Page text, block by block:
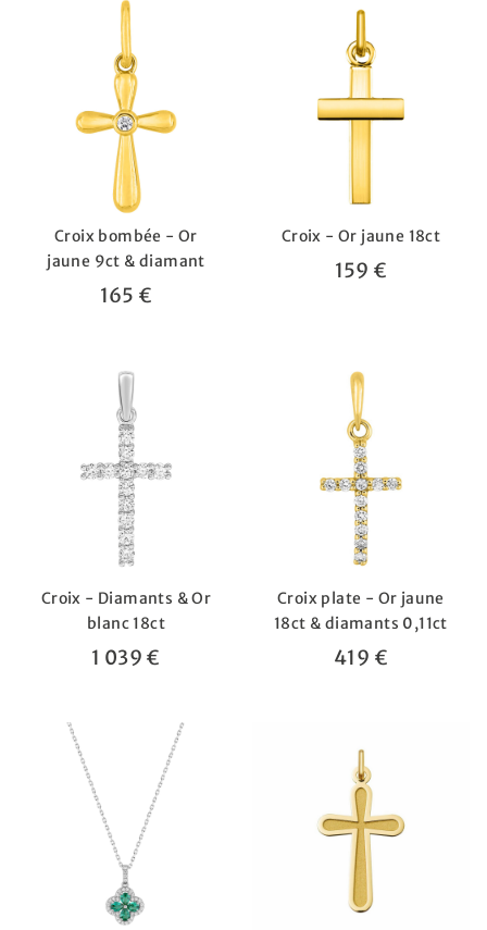
Croix bombée - Or
jaune 9ct & diamant
165 €
Croix - Or jaune 18ct
159 €
Croix - Diamants & Or
blanc 18ct
1 039 €
Croix plate - Or jaune
18ct & diamants 0,11ct
419 €